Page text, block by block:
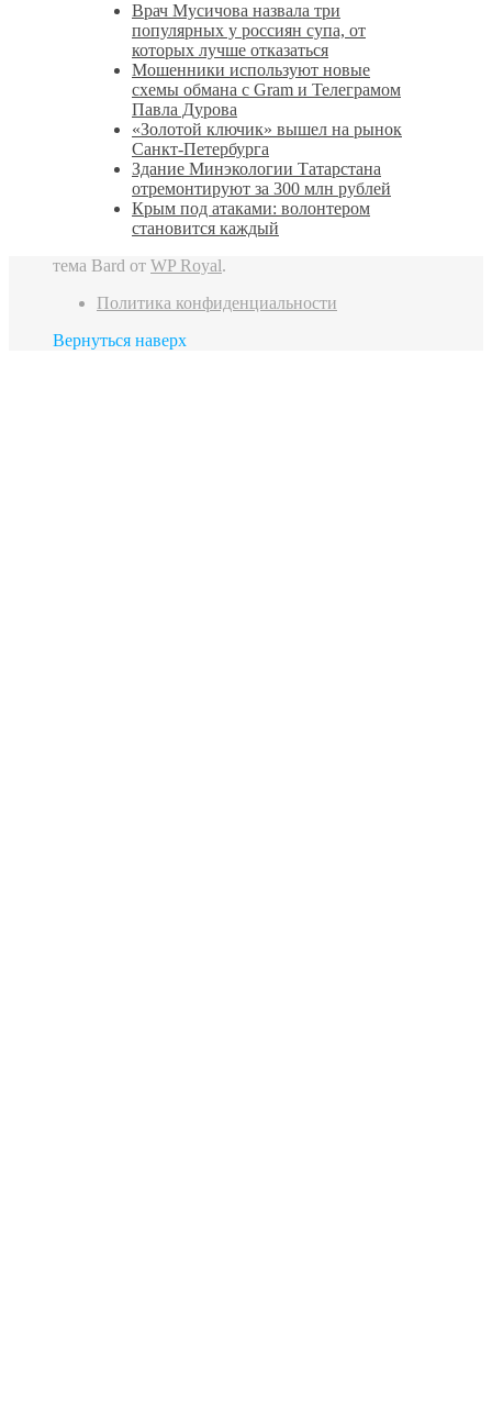
Врач Мусичова назвала три
популярных у россиян супа, от
которых лучше отказаться
Мошенники используют новые
схемы обмана с Gram и Телеграмом
Павла Дурова
«Золотой ключик» вышел на рынок
Санкт‑Петербурга
Здание Минэкологии Татарстана
отремонтируют за 300 млн рублей
Крым под атаками: волонтером
становится каждый
тема Bard от WP Royal.
Политика конфиденциальности
Вернуться наверх